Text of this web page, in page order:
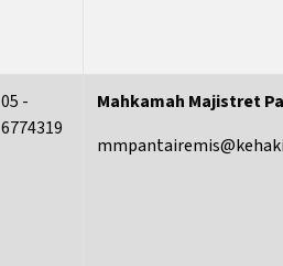
05 -
6774319
Mahkamah Majistret